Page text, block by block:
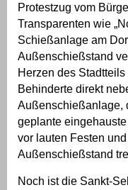
Protestzug vom
Transparenten wie
Schießanlage am
Außenschießstand
Herzen des
Behinderte direkt
Außenschießanlage,
geplante
vor lauten Festen
Außenschießstand
Noch ist die Sankt-